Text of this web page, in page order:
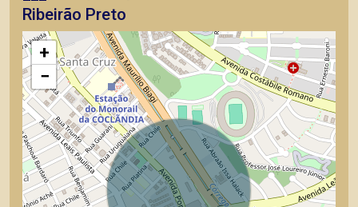
Ribeirão Preto
+
−